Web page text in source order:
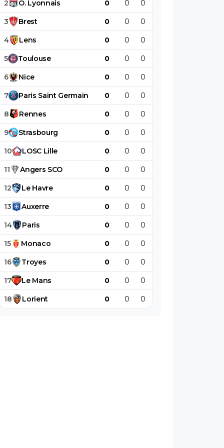
2 O. Lyonnais 0 0 0
3 Brest 0 0 0
4 Lens 0 0 0
5 Toulouse 0 0 0
6 Nice 0 0 0
7 Paris Saint Germain 0 0 0
8 Rennes 0 0 0
9 Strasbourg 0 0 0
10 LOSC Lille 0 0 0
11 Angers SCO 0 0 0
12 Le Havre 0 0 0
13 Auxerre 0 0 0
14 Paris 0 0 0
15 Monaco 0 0 0
16 Troyes 0 0 0
17 Le Mans 0 0 0
18 Lorient 0 0 0